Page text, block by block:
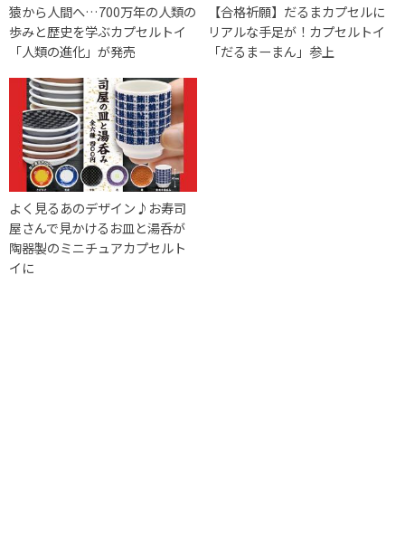
猿から人間へ…700万年の人類の
歩みと歴史を学ぶカプセルトイ
「人類の進化」が発売
【合格祈願】だるまカプセルに
リアルな手足が！カプセルトイ
「だるまーまん」参上
よく見るあのデザイン♪お寿司
屋さんで見かけるお皿と湯呑が
陶器製のミニチュアカプセルト
イに